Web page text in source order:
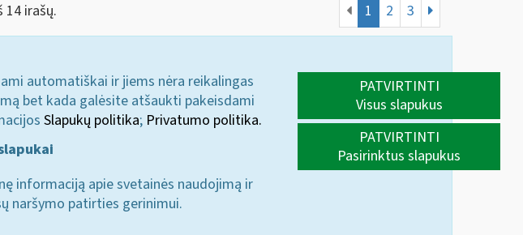
14 irašų. 1 2 3
automatiškai ir jiems nėra reikalingas
bet kada galėsite atšaukti pakeisdami
Slapukų politika; Privatumo politika.
informaciją apie svetainės naudojimą ir
naršymo patirties gerinimui.
PATVIRTINTI
Visus slapukus
PATVIRTINTI
Pasirinktus slapukus